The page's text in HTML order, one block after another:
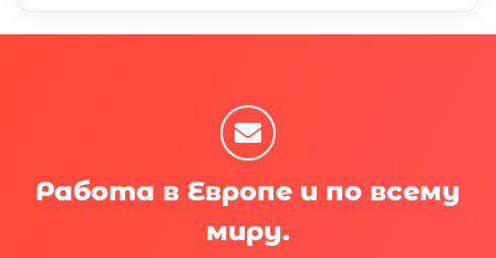
Работа в Европе и по всему
миру.